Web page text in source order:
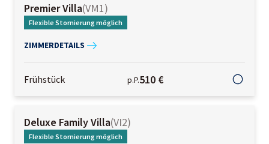
Premier Villa(VM1)
Flexible Stornierung möglich
ZIMMERDETAILS
Frühstück p.P.510 €
Deluxe Family Villa(VI2)
Flexible Stornierung möglich